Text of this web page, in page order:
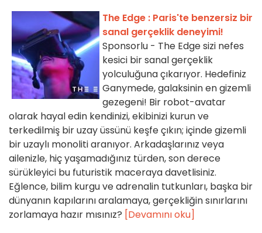
The Edge : Paris'te benzersiz bir
sanal gerçeklik deneyimi!
Sponsorlu - The Edge sizi nefes
kesici bir sanal gerçeklik
yolculuğuna çıkarıyor. Hedefiniz
Ganymede, galaksinin en gizemli
gezegeni! Bir robot-avatar
olarak hayal edin kendinizi, ekibinizi kurun ve
terkedilmiş bir uzay üssünü keşfe çıkın; içinde gizemli
bir uzaylı monoliti aranıyor. Arkadaşlarınız veya
ailenizle, hiç yaşamadığınız türden, son derece
sürükleyici bu futuristik maceraya davetlisiniz.
Eğlence, bilim kurgu ve adrenalin tutkunları, başka bir
dünyanın kapılarını aralamaya, gerçekliğin sınırlarını
zorlamaya hazır mısınız? [Devamını oku]